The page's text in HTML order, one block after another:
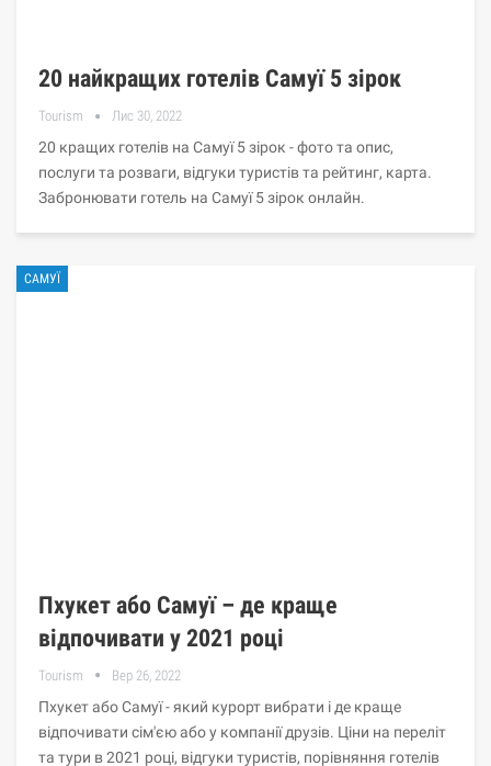
20 найкращих готелів Самуї 5 зірок
Tourism Лис 30, 2022
20 кращих готелів на Самуї 5 зірок - фото та опис,
послуги та розваги, відгуки туристів та рейтинг, карта.
Забронювати готель на Самуї 5 зірок онлайн.
САМУЇ
Пхукет або Самуї – де краще
відпочивати у 2021 році
Tourism Вер 26, 2022
Пхукет або Самуї - який курорт вибрати і де краще
відпочивати сім'єю або у компанії друзів. Ціни на переліт
та тури в 2021 році, відгуки туристів, порівняння готелів